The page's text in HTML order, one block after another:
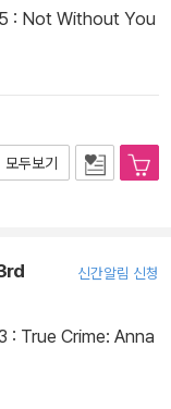
: Not Without You
모두보기
신간알림 신청
True Crime: Anna